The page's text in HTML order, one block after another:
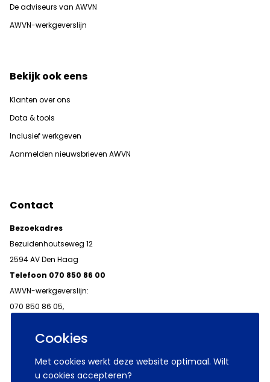
Cookies
Met cookies werkt deze website optimaal. Wilt
u cookies accepteren?
De adviseurs van AWVN
AWVN-werkgeverslijn
Bekijk ook eens
Klanten over ons
Data & tools
Inclusief werkgeven
Aanmelden nieuwsbrieven AWVN
Contact
Bezoekadres
Bezuidenhoutseweg 12
2594 AV Den Haag
Telefoon 070 850 86 00
AWVN-werkgeverslijn:
070 850 86 05,
© 2026 AWVN